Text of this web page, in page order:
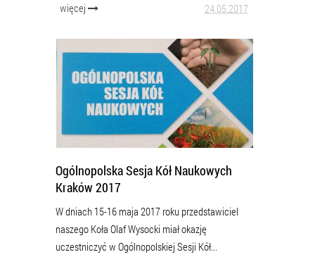
więcej 24.05.2017
Ogólnopolska Sesja Kół Naukowych
Kraków 2017
W dniach 15-16 maja 2017 roku przedstawiciel
naszego Koła Olaf Wysocki miał okazję
uczestniczyć w Ogólnopolskiej Sesji Kół...